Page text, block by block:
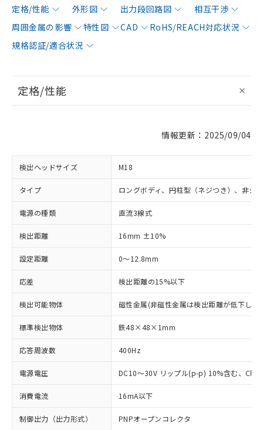
定格/性能 外形図 出力段回路図
相互干渉
周囲金属の影響
特性図 CAD
RoHS/REACH対応状況
規格認証/適合状況
定格/性能
情報更新：2025/09/04
検出ヘッドサイズ M18
タイプ ロングボディ、円柱型（ネジつき）、非シ
電源の種類 直流3線式
検出距離 16mm ±10%
設定距離 0～12.8mm
応差 検出距離の15%以下
検出可能物体 磁性金属(非磁性金属は検出距離が低下しま
標準検出物体 鉄48×48×1mm
応答周波数 400Hz
電源電圧 DC10～30V リップル(p-p) 10%含む、
消費電流 16mA以下
制御出力（出力形式） PNPオープンコレクタ